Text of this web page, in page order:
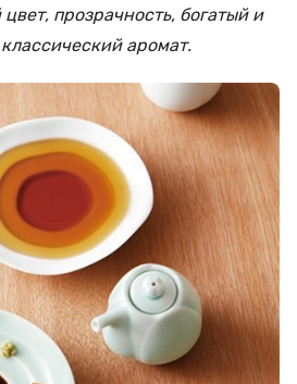
прозрачность, богатый и
аромат.